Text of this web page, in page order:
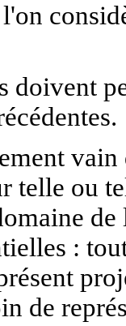
doivent
telle ou
:
de